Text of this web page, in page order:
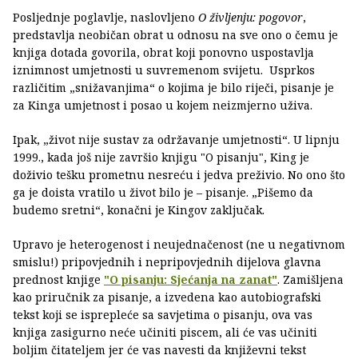
Posljednje poglavlje, naslovljeno O življenju: pogovor,
predstavlja neobičan obrat u odnosu na sve ono o čemu je
knjiga dotada govorila, obrat koji ponovno uspostavlja
iznimnost umjetnosti u suvremenom svijetu. Usprkos
različitim „snižavanjima“ o kojima je bilo riječi, pisanje je
za Kinga umjetnost i posao u kojem neizmjerno uživa.
Ipak, „život nije sustav za održavanje umjetnosti“. U lipnju
1999., kada još nije završio knjigu "O pisanju", King je
doživio tešku prometnu nesreću i jedva preživio. No ono što
ga je doista vratilo u život bilo je – pisanje. „Pišemo da
budemo sretni“, konačni je Kingov zaključak.
Upravo je heterogenost i neujednačenost (ne u negativnom
smislu!) pripovjednih i nepripovjednih dijelova glavna
prednost knjige "O pisanju: Sjećanja na zanat". Zamišljena
kao priručnik za pisanje, a izvedena kao autobiografski
tekst koji se isprepleće sa savjetima o pisanju, ova vas
knjiga zasigurno neće učiniti piscem, ali će vas učiniti
boljim čitateljem jer će vas navesti da književni tekst